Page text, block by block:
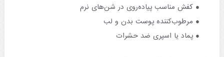
کفش مناسب پیاده‌روی در شن‌های نرم
مرطوب‌کننده پوست بدن و لب
پماد یا اسپری ضد حشرات